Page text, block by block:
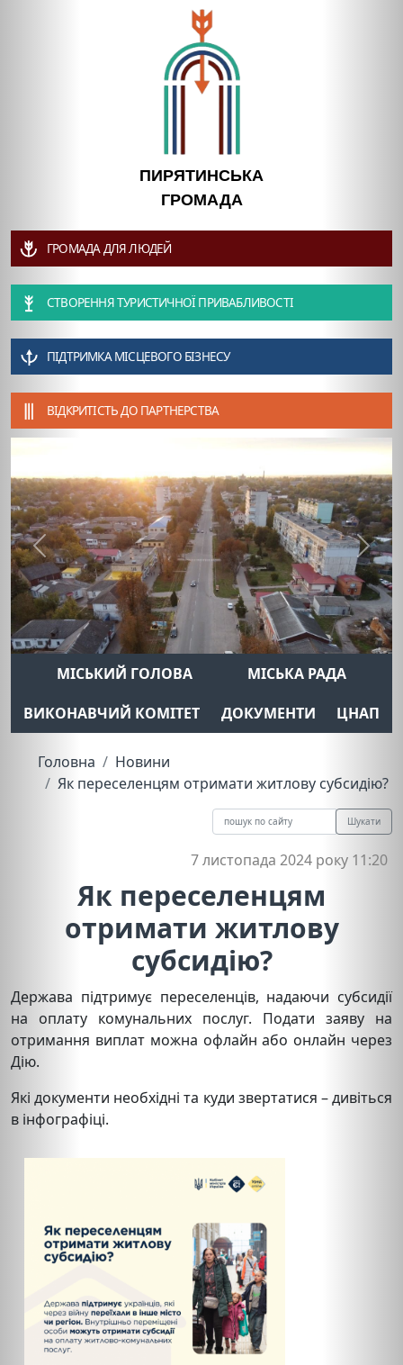
ПИРЯТИНСЬКА
ГРОМАДА
ГРОМАДА ДЛЯ ЛЮДЕЙ
СТВОРЕННЯ ТУРИСТИЧНОЇ ПРИВАБЛИВОСТІ
ПІДТРИМКА МІСЦЕВОГО БІЗНЕСУ
ВІДКРИТІСТЬ ДО ПАРТНЕРСТВА
Previous Next
МІСЬКИЙ ГОЛОВА
МІСЬКА РАДА
ВИКОНАВЧИЙ КОМІТЕТ
ДОКУМЕНТИ ЦНАП
Головна
Новини
Як переселенцям отримати житлову субсидію?
Шукати
7 листопада 2024 року 11:20
Як переселенцям
отримати житлову
субсидію?
Держава підтримує переселенців, надаючи субсидії
на оплату комунальних послуг. Подати заяву на
отримання виплат можна офлайн або онлайн через
Дію.
Які документи необхідні та куди звертатися – дивіться
в інфографіці.